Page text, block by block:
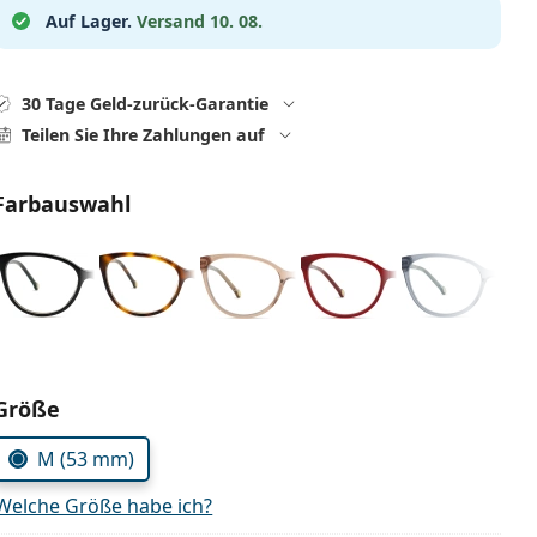
Auf Lager. Versand 10. 08.
30 Tage Geld-zurück-Garantie
Teilen Sie Ihre Zahlungen auf
wählen
M (53 mm)
Größe habe ich?